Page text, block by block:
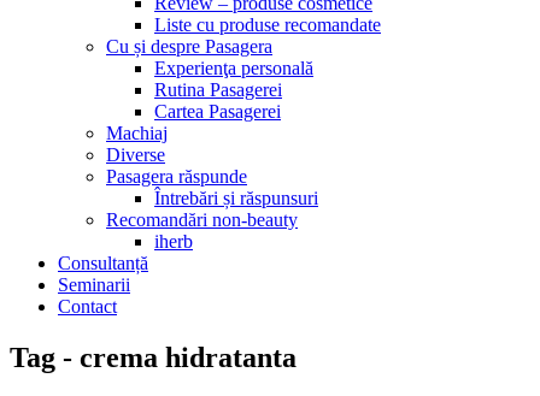
Liste cu produse recomandate
Cu și despre Pasagera
Experienţa personală
Rutina Pasagerei
Cartea Pasagerei
Machiaj
Diverse
Pasagera răspunde
Întrebări și răspunsuri
Recomandări non-beauty
iherb
Consultanță
Seminarii
Contact
Tag - crema hidratanta